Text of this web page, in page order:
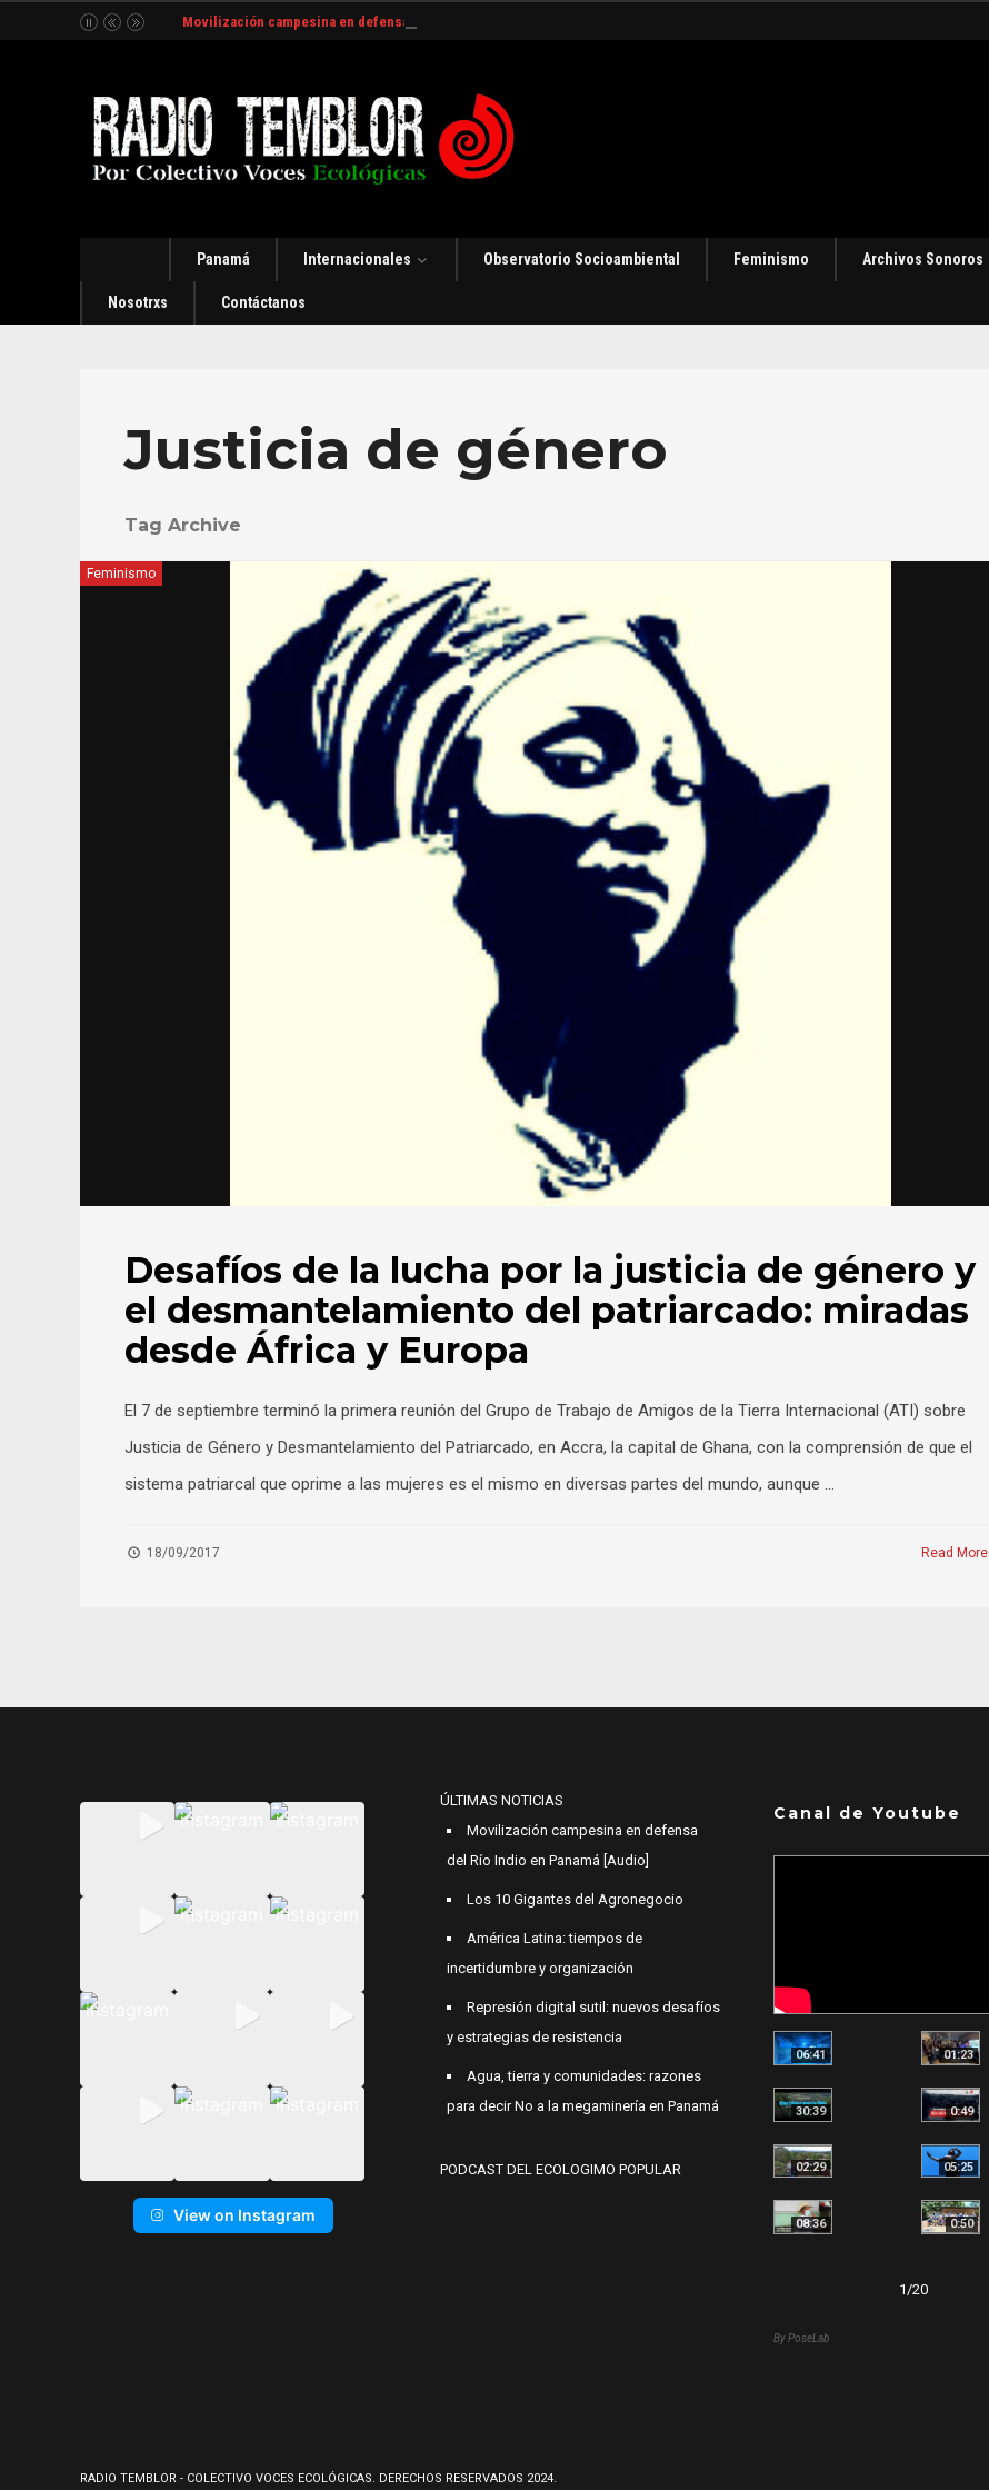
Movilización campesina en defensa del Río Indio en Panamá [Audio]
Panamá Internacionales Observatorio Socioambiental Feminismo Archivos Sonoros
Nosotrxs Contáctanos
Justicia de género
Tag Archive
Feminismo
Desafíos de la lucha por la justicia de género y
el desmantelamiento del patriarcado: miradas
desde África y Europa
El 7 de septiembre terminó la primera reunión del Grupo de Trabajo de Amigos de la Tierra Internacional (ATI) sobre
Justicia de Género y Desmantelamiento del Patriarcado, en Accra, la capital de Ghana, con la comprensión de que el
sistema patriarcal que oprime a las mujeres es el mismo en diversas partes del mundo, aunque …
18/09/2017 Read More
View on Instagram
ÚLTIMAS NOTICIAS
Movilización campesina en defensa
del Río Indio en Panamá [Audio]
Los 10 Gigantes del Agronegocio
América Latina: tiempos de
incertidumbre y organización
Represión digital sutil: nuevos desafíos
y estrategias de resistencia
Agua, tierra y comunidades: razones
para decir No a la megaminería en Panamá
PODCAST DEL ECOLOGIMO POPULAR
Canal de Youtube
06:41 01:23
30:39 0:49
02:29 05:25
08:36 0:50
1/20
By PoseLab
RADIO TEMBLOR - COLECTIVO VOCES ECOLÓGICAS. DERECHOS RESERVADOS 2024.